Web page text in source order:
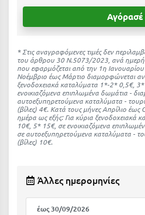
Καλαμάτα
Κάλαμος
Καλαμπάκα
Κάλυμνος
Καμένα Βούρλα
Καρδάμαινα
Καρδαμύλη
Κάρπαθος
Καρπενήσι
Αγόρασέ
* Στις αναγραφόμενες τιμές δεν
του άρθρου 30 Ν.5073/2023, ανά
που εφαρμόζεται από την 1η
Νοέμβριο έως Μάρτιο διαμορφώνεται
ξενοδοχειακά καταλύματα 1*-2* 0,5€,
ενοικιαζόμενα επιπλωμένα δωμάτια -
αυτοεξυπηρετούμενα καταλύματα -
(βίλες) 4€. Kατά τους μήνες Απρίλιο
ημέρα ως εξής: Για κύρια
10€, 5* 15€, σε ενοικιαζόμενα
σε αυτοεξυπηρετούμενα καταλύματα -
(βίλες) 10€.
Άλλες ημερομηνίες
έως 30/09/2026